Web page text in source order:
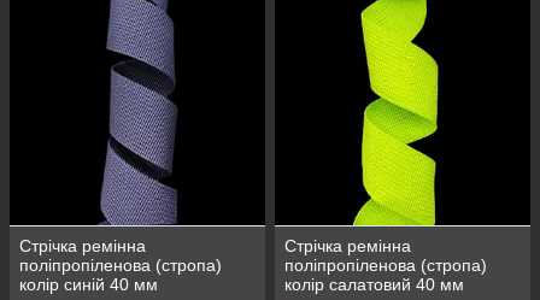
Стрічка ремінна
поліпропіленова (стропа)
колір синій 40 мм
Стрічка ремінна
поліпропіленова (стропа)
колір салатовий 40 мм